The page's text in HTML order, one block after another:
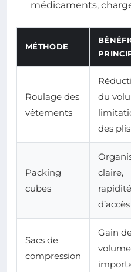
médicaments,
MÉTHODE
Roulage des
vêtements
du
des plis
Packing
cubes
claire,
rapidité
d’accès
Sacs de
compression
Gain
volume